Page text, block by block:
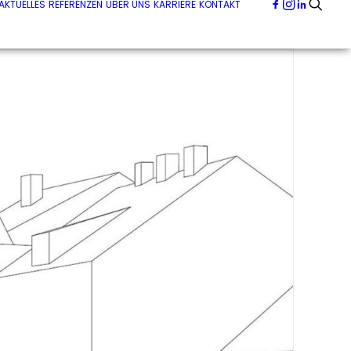
REFERENZEN ÜBER UNS KARRIERE KONTAKT